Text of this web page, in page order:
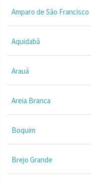
Amparo de São Francisco
Aquidabã
Arauá
Areia Branca
Boquim
Brejo Grande